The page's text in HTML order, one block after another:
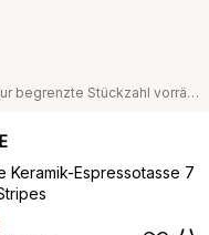
Nur begrenzte Stückzahl vorrätig
Keramik-Espressotasse 7